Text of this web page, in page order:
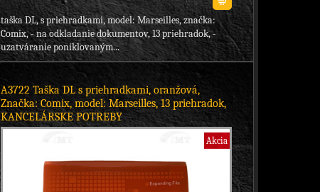
taška DL, s priehradkami, model: Marseilles, značka:
Comix, - na odkladanie dokumentov, 13 priehradok, -
uzatváranie poniklovaným...
A3722 Taška DL s priehradkami, oranžová,
Značka: Comix, model: Marseilles, 13 priehradok,
KANCELÁRSKE POTREBY
Akcia